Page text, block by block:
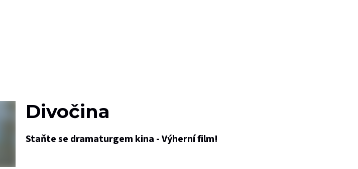
Divočina
Staňte se dramaturgem kina - Výherní film!